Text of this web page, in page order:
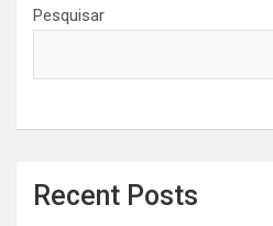
Pesquisar
Recent Posts